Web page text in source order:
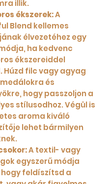
illik.
ékszerek:A
Blend kellemes
élvezetéhez egy
ha kedvenc
ékszereiddel
Húzd filc vagy agyag
és
hogy passzoljon a
stílusodhoz. Végül is
aroma kiváló
lehet bármilyen
A textil- vagy
egyszerű módja
feldíszítsd a